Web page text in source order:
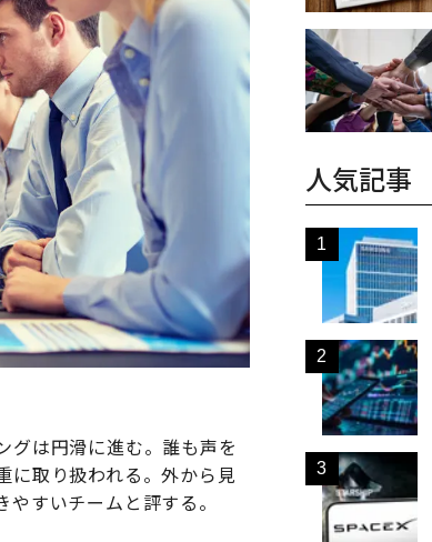
グは円滑に進む。誰も声を
に取り扱われる。外から見
すいチームと評する。
人気記事